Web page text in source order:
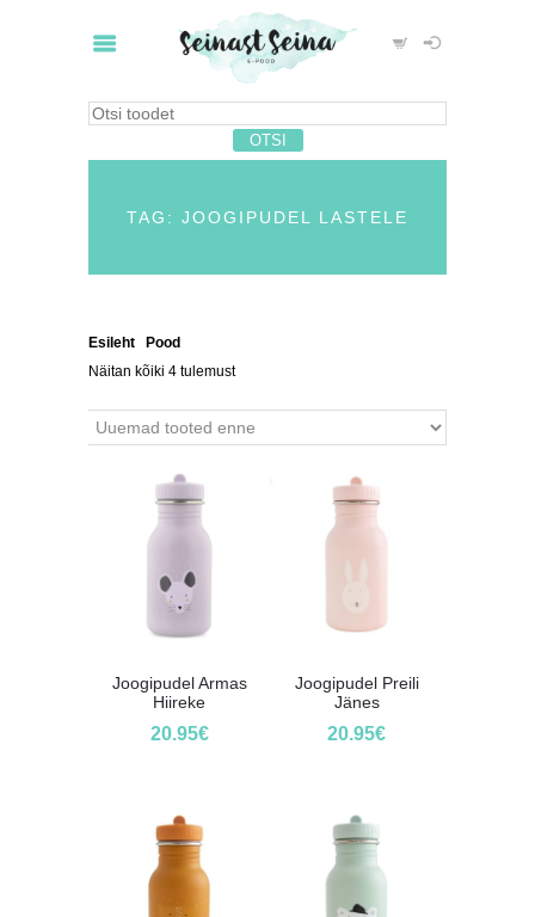
TAG: JOOGIPUDEL LASTELE
Esileht Pood
Näitan kõiki 4 tulemust
Joogipudel Armas
Hiireke
20.95€
Joogipudel Preili
Jänes
20.95€